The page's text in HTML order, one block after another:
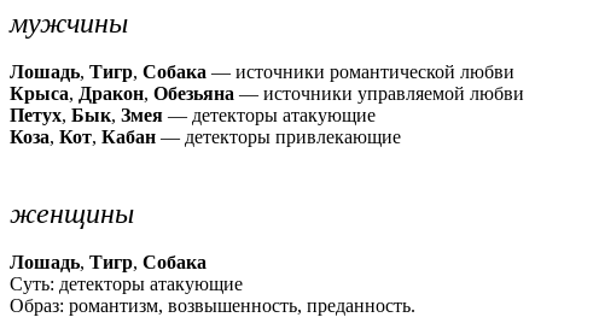
мужчины
Лошадь, Тигр, Собака — источники романтической любви
Крыса, Дракон, Обезьяна — источники управляемой любви
Петух, Бык, Змея — детекторы атакующие
Коза, Кот, Кабан — детекторы привлекающие
женщины
Лошадь, Тигр, Собака
Суть: детекторы атакующие
Образ: романтизм, возвышенность, преданность.